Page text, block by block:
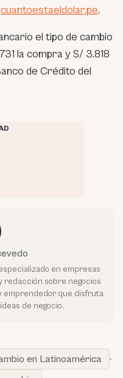
cuantoestaeldolar.pe.
el tipo de cambio
la compra y S/ 3.818
de Crédito del
en empresas
redacción sobre negocios
emprendedor que disfruta
de negocio.
en Latinoamérica
·